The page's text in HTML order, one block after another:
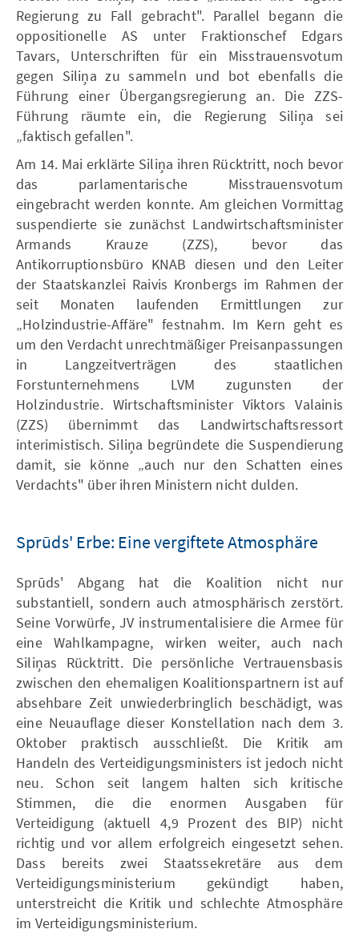
Regierung zu Fall gebracht". Parallel begann die
oppositionelle AS unter Fraktionschef Edgars
Tavars, Unterschriften für ein Misstrauensvotum
gegen Siliņa zu sammeln und bot ebenfalls die
Führung einer Übergangsregierung an. Die ZZS-
Führung räumte ein, die Regierung Siliņa sei
„faktisch gefallen".
Am 14. Mai erklärte Siliņa ihren Rücktritt, noch bevor
das parlamentarische Misstrauensvotum
eingebracht werden konnte. Am gleichen Vormittag
suspendierte sie zunächst Landwirtschaftsminister
Armands Krauze (ZZS), bevor das
Antikorruptionsbüro KNAB diesen und den Leiter
der Staatskanzlei Raivis Kronbergs im Rahmen der
seit Monaten laufenden Ermittlungen zur
„Holzindustrie-Affäre" festnahm. Im Kern geht es
um den Verdacht unrechtmäßiger Preisanpassungen
in Langzeitverträgen des staatlichen
Forstunternehmens LVM zugunsten der
Holzindustrie. Wirtschaftsminister Viktors Valainis
(ZZS) übernimmt das Landwirtschaftsressort
interimistisch. Siliņa begründete die Suspendierung
damit, sie könne „auch nur den Schatten eines
Verdachts" über ihren Ministern nicht dulden.
Sprūds' Erbe: Eine vergiftete Atmosphäre
Sprūds' Abgang hat die Koalition nicht nur
substantiell, sondern auch atmosphärisch zerstört.
Seine Vorwürfe, JV instrumentalisiere die Armee für
eine Wahlkampagne, wirken weiter, auch nach
Siliņas Rücktritt. Die persönliche Vertrauensbasis
zwischen den ehemaligen Koalitionspartnern ist auf
absehbare Zeit unwiederbringlich beschädigt, was
eine Neuauflage dieser Konstellation nach dem 3.
Oktober praktisch ausschließt. Die Kritik am
Handeln des Verteidigungsministers ist jedoch nicht
neu. Schon seit langem halten sich kritische
Stimmen, die die enormen Ausgaben für
Verteidigung (aktuell 4,9 Prozent des BIP) nicht
richtig und vor allem erfolgreich eingesetzt sehen.
Dass bereits zwei Staatssekretäre aus dem
Verteidigungsministerium gekündigt haben,
unterstreicht die Kritik und schlechte Atmosphäre
im Verteidigungsministerium.